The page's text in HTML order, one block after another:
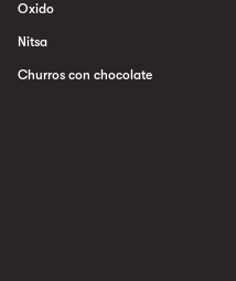
Oxido
Nitsa
Churros con chocolate